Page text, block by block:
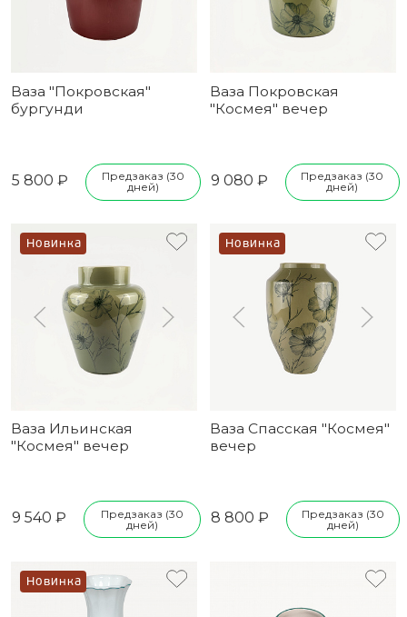
Ваза "Покровская"
бургунди
5 800 ₽
Предзаказ (30
дней)
Ваза Покровская
"Космея" вечер
9 080 ₽
Предзаказ (30
дней)
Новинка
Ваза Ильинская
"Космея" вечер
9 540 ₽
Предзаказ (30
дней)
Новинка
Ваза Спасская "Космея"
вечер
8 800 ₽
Предзаказ (30
дней)
Новинка